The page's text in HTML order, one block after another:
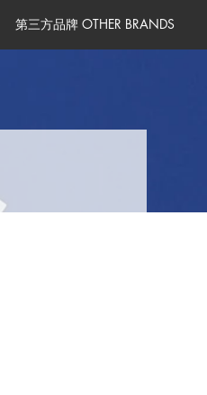
第三方品牌 OTHER BRANDS